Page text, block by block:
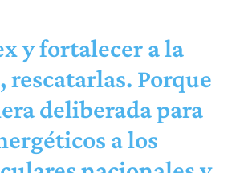
y fortalecer a la
Porque
deliberada para
a los